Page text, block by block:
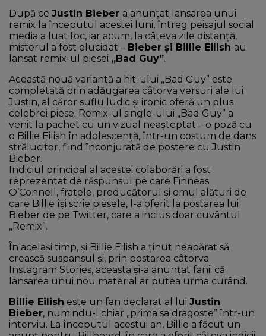
După ce Justin Bieber a anunțat lansarea unui
remix la începutul acestei luni, întreg peisajul social
media a luat foc, iar acum, la câteva zile distanță,
misterul a fost elucidat – Bieber și Billie Eilish au
lansat remix-ul piesei „Bad Guy”.
Această nouă variantă a hit-ului „Bad Guy” este
completată prin adăugarea câtorva versuri ale lui
Justin, al căror suflu ludic și ironic oferă un plus
celebrei piese. Remix-ul single-ului „Bad Guy” a
venit la pachet cu un vizual neașteptat – o poză cu
o Billie Eilish în adolescență, într-un costum de dans
strălucitor, fiind înconjurată de postere cu Justin
Bieber.
Indiciul principal al acestei colaborări a fost
reprezentat de răspunsul pe care Finneas
O’Connell, fratele, producătorul și omul alături de
care Billie își scrie piesele, l-a oferit la postarea lui
Bieber de pe Twitter, care a inclus doar cuvântul
„Remix”.
În același timp, și Billie Eilish a ținut neapărat să
crească suspansul și, prin postarea câtorva
Instagram Stories, aceasta și-a anunțat fanii că
lansarea unui nou material ar putea urma curând.
Billie Eilish este un fan declarat al lui Justin
Bieber, numindu-l chiar „prima sa dragoste” într-un
interviu. La începutul acestui an, Billie a făcut un